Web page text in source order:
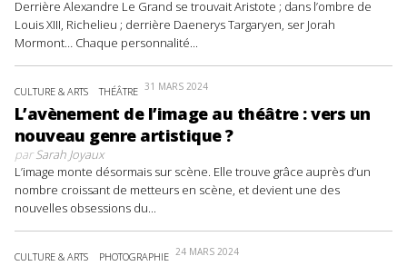
Derrière Alexandre Le Grand se trouvait Aristote ; dans l’ombre de
Louis XIII, Richelieu ; derrière Daenerys Targaryen, ser Jorah
Mormont… Chaque personnalité...
CULTURE & ARTS THÉÂTRE 31 MARS 2024
L’avènement de l’image au théâtre : vers un
nouveau genre artistique ?
parSarah Joyaux
L’image monte désormais sur scène. Elle trouve grâce auprès d’un
nombre croissant de metteurs en scène, et devient une des
nouvelles obsessions du...
CULTURE & ARTS PHOTOGRAPHIE 24 MARS 2024